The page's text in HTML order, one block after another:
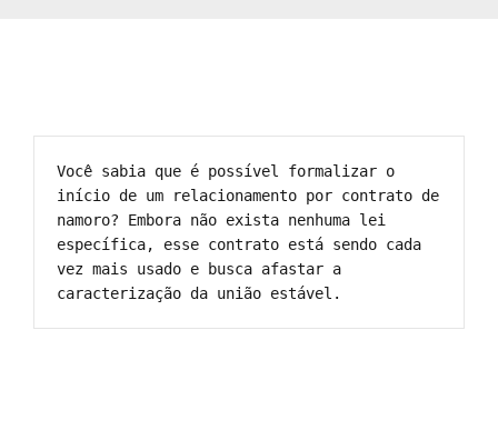
Você sabia que é possível formalizar o
início de um relacionamento por contrato de
namoro? Embora não exista nenhuma lei
específica, esse contrato está sendo cada
vez mais usado e busca afastar a
caracterização da união estável.